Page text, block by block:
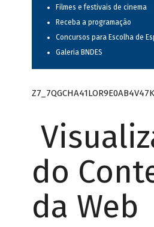
Filmes e festivais de cinema
Receba a programação
Concursos para Escolha de
Galeria BNDES
do
da Web